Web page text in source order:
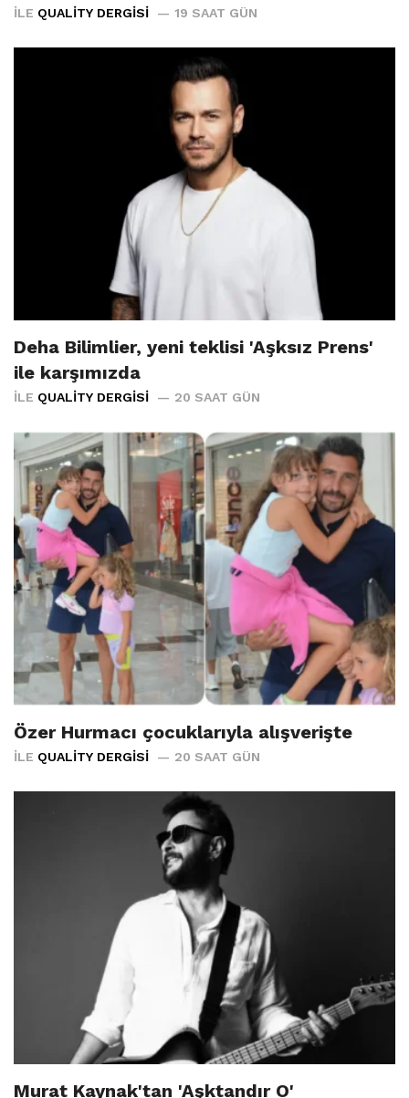
İLE QUALITY DERGISI 19 SAAT GÜN
Deha Bilimlier, yeni teklisi 'Aşksız Prens'
ile karşımızda
İLE QUALITY DERGISI 20 SAAT GÜN
Özer Hurmacı çocuklarıyla alışverişte
İLE QUALITY DERGISI 20 SAAT GÜN
Murat Kaynak'tan 'Aşktandır O'